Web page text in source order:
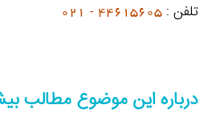
تلفن : 44615605 - 021
درباره این موضوع مطالب